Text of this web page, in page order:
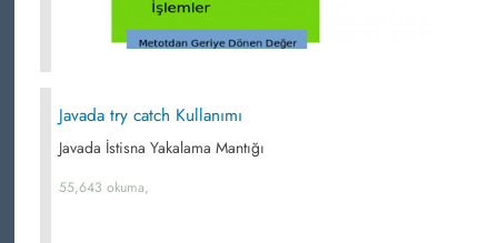
Javada try catch Kullanımı
Javada İstisna Yakalama Mantığı
55,643 okuma,